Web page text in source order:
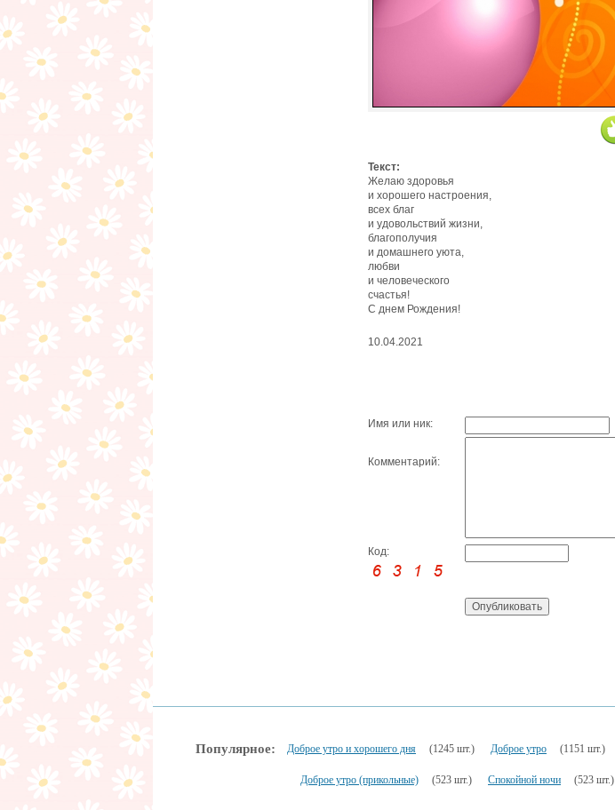
Текст:
Желаю здоровья
и хорошего настроения,
всех благ
и удовольствий жизни,
благополучия
и домашнего уюта,
любви
и человеческого
счастья!
С днем Рождения!
10.04.2021
Имя или ник:
Комментарий:
Код:
Популярное: Доброе утро и хорошего дня (1245 шт.) Доброе утро (1151 шт.)
Доброе утро (прикольные) (523 шт.) Спокойной ночи (523 шт.)